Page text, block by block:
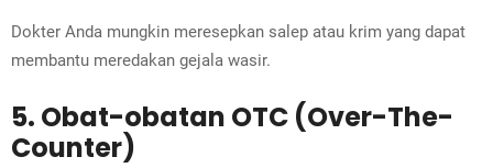
Dokter Anda mungkin meresepkan salep atau krim yang dapat
membantu meredakan gejala wasir.
5. Obat-obatan OTC (Over-The-
Counter)